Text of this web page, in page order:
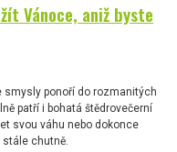
Vánoce, aniž byste
smysly ponoří do rozmanitých
patří i bohatá štědrovečerní
svou váhu nebo dokonce
stále chutně.